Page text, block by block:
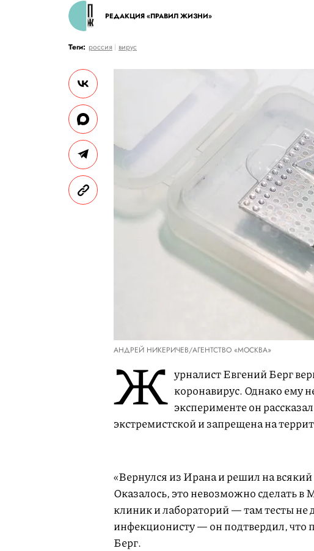
РЕДАКЦИЯ «ПРАВИЛ ЖИЗНИ»
Теги: россия вирус
АНДРЕЙ НИКЕРИЧЕВ/АГЕНТСТВО «МОСКВА»
Ж урналист Евгений Берг
коронавирус. Однако ему
эксперименте он
экстремистской и запрещена на
«Вернулся из Ирана и решил на
Оказалось, это невозможно сделать в
клиник и лабораторий — там тесты не
инфекционисту — он подтвердил, что
Берг.